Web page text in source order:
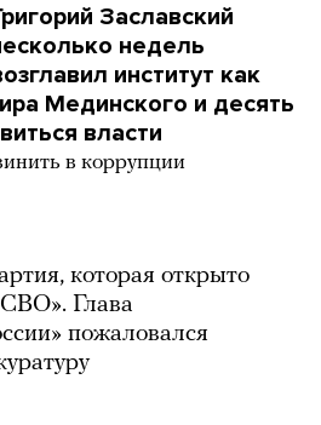
Заславский
недель
институт как
Мединского и десять
власти
в коррупции
которая открыто
Глава
пожаловался